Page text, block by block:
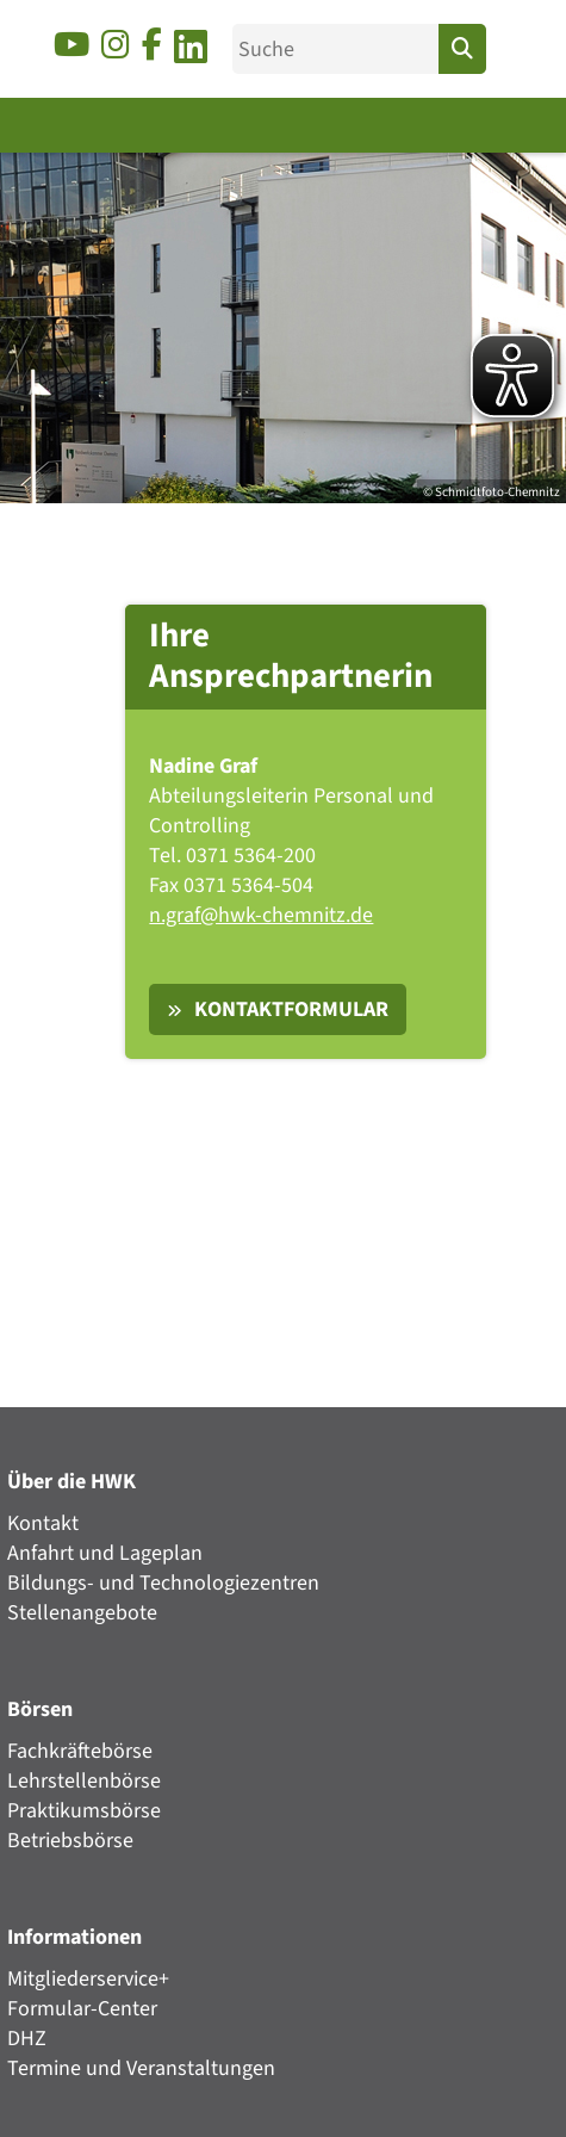
© Schmidtfoto-Chemnitz
Ihre
Ansprechpartnerin
Nadine Graf
Abteilungsleiterin Personal und
Controlling
Tel.0371 5364-200
Fax0371 5364-504
n.graf@hwk-chemnitz.de
KONTAKTFORMULAR
Über die HWK
Kontakt
Anfahrt und Lageplan
Bildungs- und Technologiezentren
Stellenangebote
Börsen
Fachkräftebörse
Lehrstellenbörse
Praktikumsbörse
Betriebsbörse
Informationen
Mitgliederservice+
Formular-Center
DHZ
Termine und Veranstaltungen